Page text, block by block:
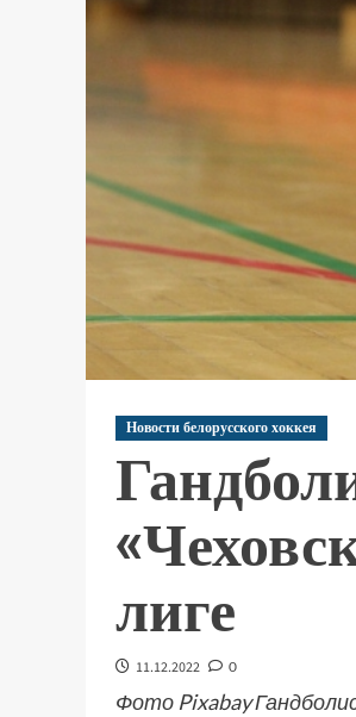
Новости белорусского хоккея
лиге
11.12.2022 0
Фото Pixabay